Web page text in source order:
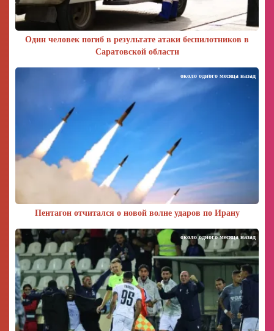
Один человек погиб в результате атаки беспилотников в
Саратовской области
Пентагон отчитался о новой волне ударов по Ирану
около одного месяца назад
около одного месяца назад